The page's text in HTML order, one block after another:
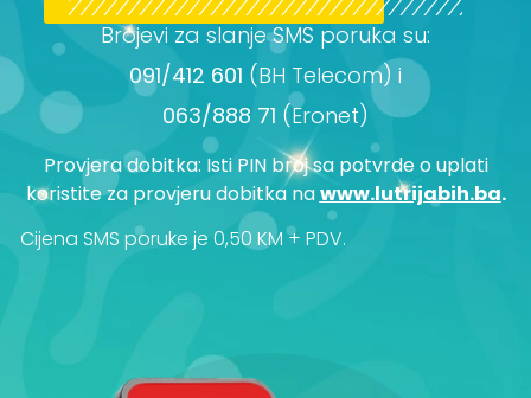
Brojevi za slanje SMS poruka su:
091/412 601 (BH Telecom) i
063/888 71 (Eronet)
Provjera dobitka: Isti PIN broj sa potvrde o uplati
koristite za provjeru dobitka nawww.lutrijabih.ba.
Cijena SMS poruke je 0,50 KM + PDV.